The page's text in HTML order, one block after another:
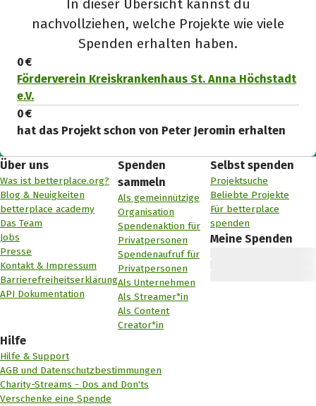
In dieser Übersicht kannst du
nachvollziehen, welche Projekte wie viele
Spenden erhalten haben.
0 €
Förderverein Kreiskrankenhaus St. Anna Höchstadt
e.V.
0 €
hat das Projekt schon von Peter Jeromin erhalten
Über uns
Was ist betterplace.org?
Blog & Neuigkeiten
betterplace academy
Das Team
Jobs
Presse
Kontakt & Impressum
Barrierefreiheitserklärung
API Dokumentation
Spenden
sammeln
Als gemeinnützige
Organisation
Spendenaktion für
Privatpersonen
Spendenaufruf für
Privatpersonen
Als Unternehmen
Als Streamer*in
Als Content
Creator*in
Selbst spenden
Projektsuche
Beliebte Projekte
Für betterplace
spenden
Meine Spenden
Hilfe
Hilfe & Support
AGB und Datenschutzbestimmungen
Charity-Streams - Dos and Don'ts
Verschenke eine Spende